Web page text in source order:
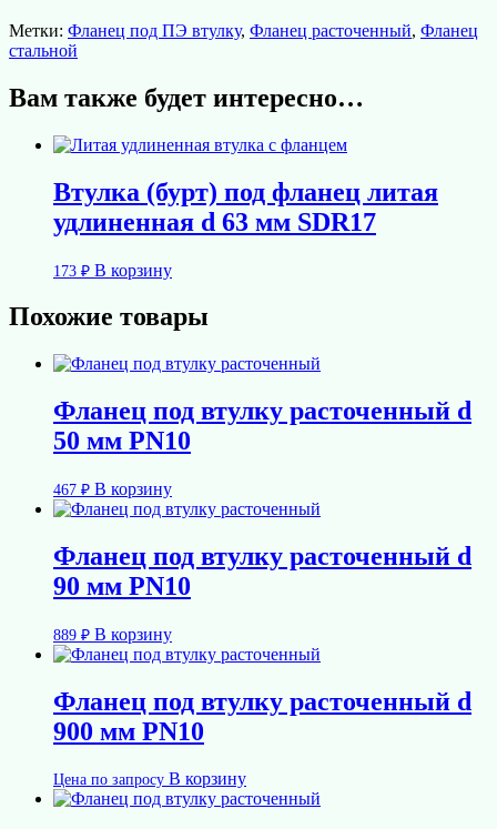
Метки: Фланец под ПЭ втулку, Фланец расточенный, Фланец
стальной
Вам также будет интересно…
Втулка (бурт) под фланец литая
удлиненная d 63 мм SDR17
173 ₽ В корзину
Похожие товары
Фланец под втулку расточенный d
50 мм PN10
467 ₽ В корзину
Фланец под втулку расточенный d
90 мм PN10
889 ₽ В корзину
Фланец под втулку расточенный d
900 мм PN10
Цена по запросу В корзину